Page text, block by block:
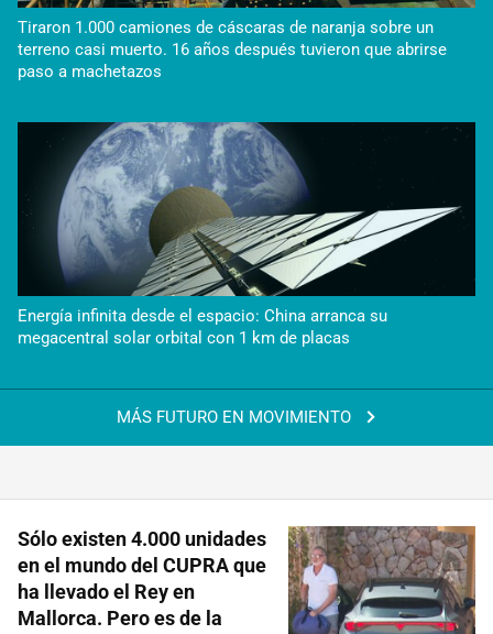
MÁS FUTURO EN MOVIMIENTO
Tiraron 1.000 camiones de cáscaras de naranja sobre un
terreno casi muerto. 16 años después tuvieron que abrirse
paso a machetazos
Energía infinita desde el espacio: China arranca su
megacentral solar orbital con 1 km de placas
Sólo existen 4.000 unidades
en el mundo del CUPRA que
ha llevado el Rey en
Mallorca. Pero es de la